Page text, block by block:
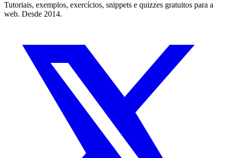
Tutoriais, exemplos, exercícios, snippets e quizzes gratuitos para a
web. Desde 2014.